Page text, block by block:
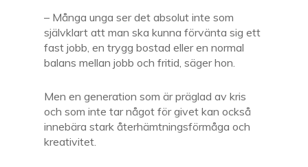
– Många unga ser det absolut inte som
självklart att man ska kunna förvänta sig ett
fast jobb, en trygg bostad eller en normal
balans mellan jobb och fritid, säger hon.
Men en generation som är präglad av kris
och som inte tar något för givet kan också
innebära stark återhämtningsförmåga och
kreativitet.